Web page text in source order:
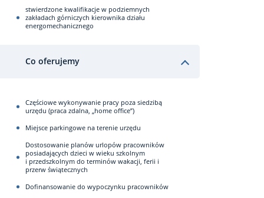
stwierdzone kwalifikacje w podziemnych
zakładach górniczych kierownika działu
energomechanicznego
Co oferujemy
Częściowe wykonywanie pracy poza siedzibą
urzędu (praca zdalna, „home office”)
Miejsce parkingowe na terenie urzędu
Dostosowanie planów urlopów pracowników
posiadających dzieci w wieku szkolnym
i przedszkolnym do terminów wakacji, ferii i
przerw świątecznych
Dofinansowanie do wypoczynku pracowników